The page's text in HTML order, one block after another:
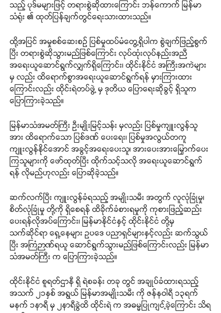
သည့် ပုဒ်မများဖြင့် တရားစွဲဆိုထားကြောင်း ဘန်ကောက် မြန်မာ
သံရုံး ၏ ထုတ်ပြန်ချက်တွင်ရေးသားထားသည်။
ထို့အပြင် အမှုစစ်ဆေးစဉ် ပြစ်မှုထပ်မံတွေ့ရှိပါက စွဲချက်ဖြည့်စွက်
ပြီး တရားစွဲဆိုသွားမည်ဖြစ်ကြောင်း လုပ်ထုံးလုပ်နည်းအညီ
အရေးယူဆောင်ရွက်လျှက်ရှိကြောင်း၊ ထိုင်းနိုင်ငံ အကြီးအကဲများ
မှ လည်း ထိရောက်စွာအရေးယူဆောင်ရွက်ရန် မှားကြားထား
ကြောင်းလည်း ထိုင်းရဲတပ်ဖွဲ့ မှ ဒုတိယ ပြောရေးဆိုခွင့် ရှိသူက
ပြောကြားခဲ့သည်။
မြန်မာသံအမတ်ကြီး ဦးမျိုးမြင့်သန်း မှလည်း ပြစ်မှုကျူးလွန်သူ
အား ထိရောက်သော ပြစ်ဒဏ် ပေးရေး၊ ပြစ်မှုအလွယ်တကူ
ကျူးလွန်နိုင်အောင် အခွင့်အရေးပေးသူ၊ အားပေးအားမြှောက်ပေး
ကြသူများကို ဖော်ထုတ်ပြီး ထိုက်သင့်သလို အရေးယူဆောင်ရွက်
ရန် လိုမည်ဟုလည်း ပြောဆိုခဲ့သည်။
ဆက်လက်ပြီး ကျူးလွန်ခံရသည့် အမျိုးသမီး အတွက် လူလုံခြုံမှု၊
စိတ်လုံခြုံမှု တို့ကို ရှိစေရန် ထိခိုက်ခံစားရမှုကို ကုစားဖြည့်ဆည်း
ပေးရန်လိုအပ်ကြောင်း၊ မြန်မာနိုင်ငံနှင့် ထိုင်းနိုင်ငံ တို့မှ
သက်ဆိုင်ရာ ရှေ့နေများ ဥပဒေ ပညာရှင်များနှင့်လည်း ဆက်သွယ်
ပြီး အကြံဉာဏ်ရယူ ဆောင်ရွက်သွားမည်ဖြစ်ကြောင်းလည်း မြန်မာ
သံအမတ်ကြီး က ပြောကြားခဲ့သည်။
ထိုင်းနိုင်ငံ စူရတ်ဌာနီ ရှိ ရဲစခန်း တခု တွင် အချုပ်ခံထားရသည့်
အသက် ၂၁နှစ် အရွယ် မြန်မာအမျိုးသမီး ကို ဇန်နဝါရီ ၁၃ရက်
မနက် ၁နာရီ မှ ၂နာရီခွဲထိ ထိုင်းရဲ က အဓမ္မပြုကျင့်ခဲ့ကြောင်း သိရ